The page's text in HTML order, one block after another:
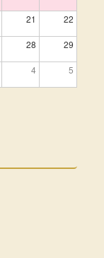
21 22
28 29
4 5